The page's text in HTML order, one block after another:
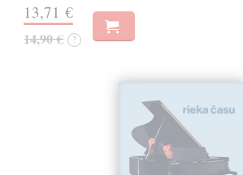
13,71 €
14,90 € ?